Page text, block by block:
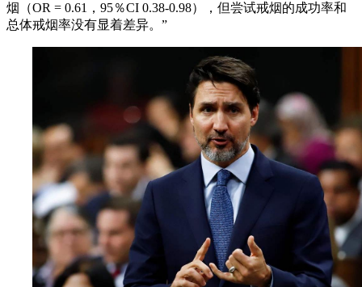
烟（OR = 0.61，95％CI 0.38-0.98），但尝试戒烟的成功率和
总体戒烟率没有显着差异。”